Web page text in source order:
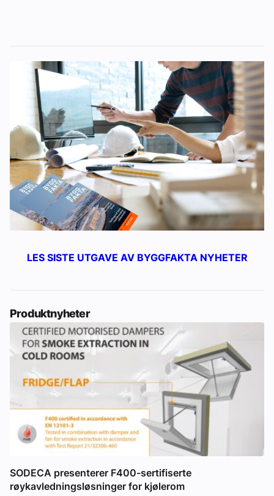
LES SISTE UTGAVE AV BYGGFAKTA NYHETER
Produktnyheter
SODECA presenterer F400-sertifiserte
røykavledningsløsninger for kjølerom